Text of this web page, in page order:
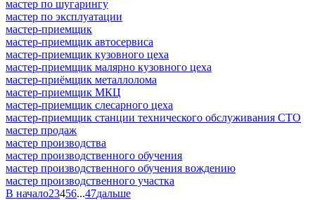
мастер по шугарингу
мастер по эксплуатации
мастер-приемщик
мастер-приемщик автосервиса
мастер-приемщик кузовного цеха
мастер-приемщик малярно кузовного цеха
мастер-приёмщик металлолома
мастер-приемщик МКЦ
мастер-приемщик слесарного цеха
мастер-приемщик станции технического обслуживания СТО
мастер продаж
мастер производства
мастер производственного обучения
мастер производственного обучения вождению
мастер производственного участка
В начало23456...47дальше